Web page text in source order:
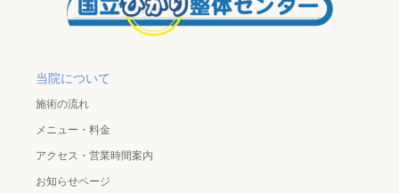
当院について
施術の流れ
メニュー・料金
アクセス・営業時間案内
お知らせページ